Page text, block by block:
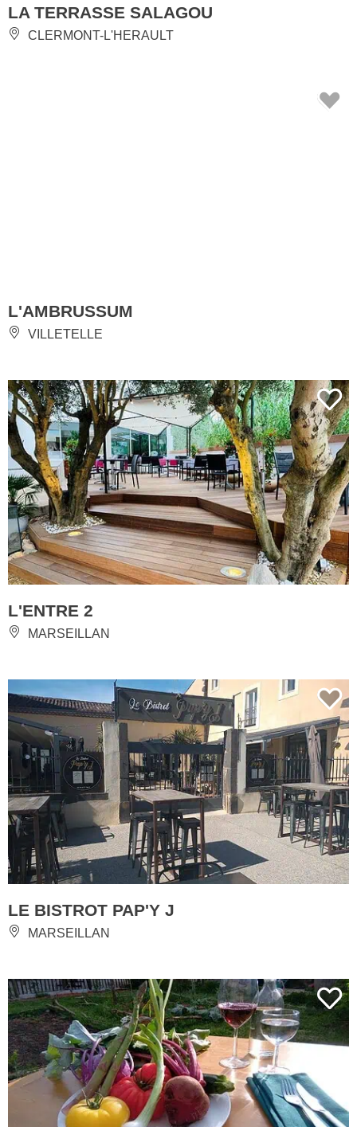
LA TERRASSE SALAGOU
CLERMONT-L'HERAULT
L'AMBRUSSUM
VILLETELLE
L'ENTRE 2
MARSEILLAN
LE BISTROT PAP'Y J
MARSEILLAN